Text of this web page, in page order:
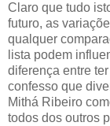
Claro que tudo
futuro, as
qualquer
lista podem
diferença entre
confesso que
Mithá Ribeiro
todos dos outros